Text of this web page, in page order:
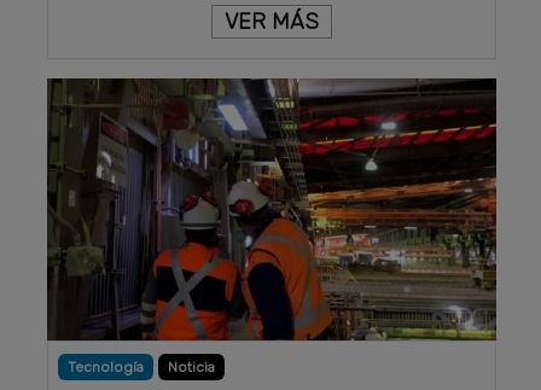
VER MÁS
Tecnología Noticia